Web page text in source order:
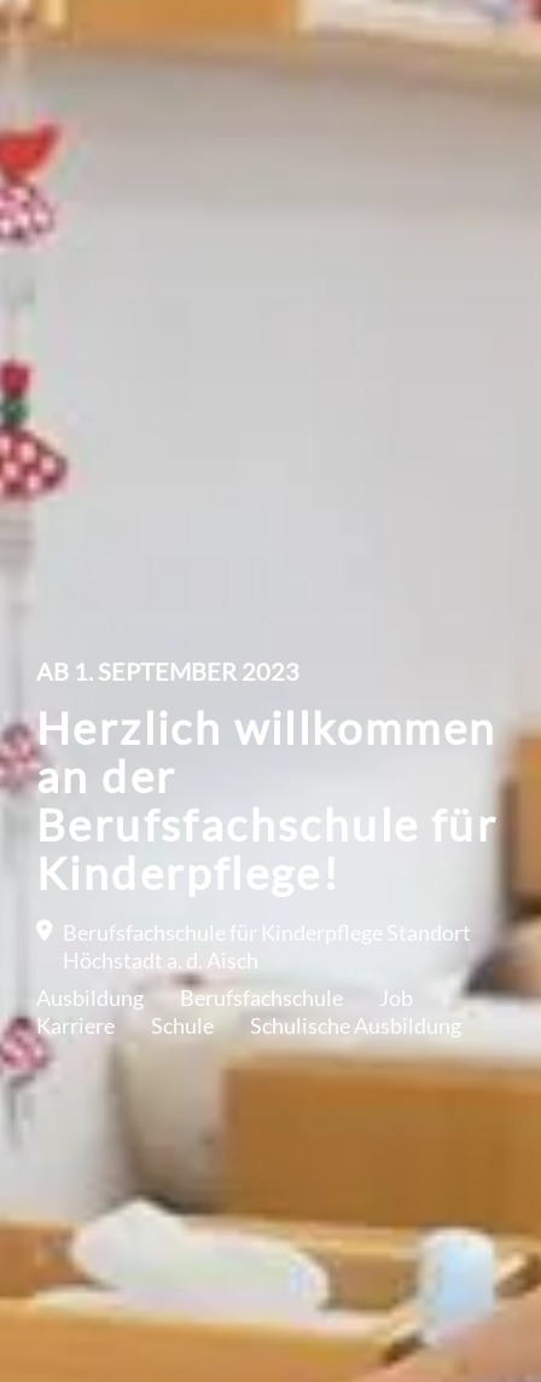
AB 1. SEPTEMBER 2023
Herzlich willkommen
an der
Berufsfachschule für
Kinderpflege!
Berufsfachschule für Kinderpflege Standort
Höchstadt a. d. Aisch
Ausbildung
Berufsfachschule
Job
Karriere
Schule Schulische Ausbildung